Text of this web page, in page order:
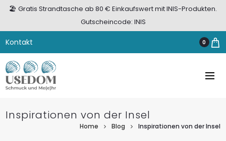
🏖️ Gratis Strandtasche ab 80 € Einkaufswert mit INIS-Produkten.
Gutscheincode: INIS
Kontakt 0
Inspirationen von der Insel
Home Blog Inspirationen von der Insel